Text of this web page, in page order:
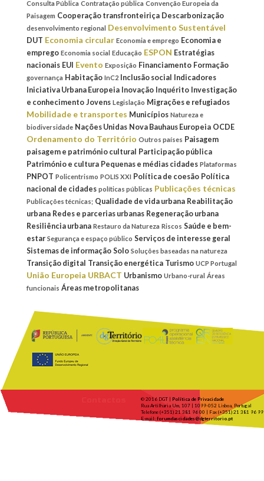
Consulta Pública Contratação pública Convenção Europeia da
Paisagem Cooperação transfronteiriça Descarbonização
desenvolvimento regional Desenvolvimento Sustentável
DUT Economia circular Economia e emprego Economia e
emprego Economia social Educação ESPON Estratégias
nacionais EUI Evento Exposição Financiamento Formação
governança Habitação InC2 Inclusão social
Indicadores
Iniciativa Urbana Europeia Inovação Inquérito Investigação
e conhecimento Jovens Legislação Migrações e refugiados
Mobilidade e transportes Municípios Natureza e
biodiversidade Nações Unidas Nova Bauhaus Europeia OCDE
Ordenamento do Território Outros países Paisagem
paisagem e património cultural Participação pública
Património e cultura Pequenas e médias cidades Plataformas
PNPOT Policentrismo POLIS XXI Política de coesão Política
nacional de cidades políticas públicas Publicações técnicas
Publicações técnicas; Qualidade de vida urbana Reabilitação
urbana Redes e parcerias urbanas Regeneração urbana
Resiliência urbana Restauro da Natureza Riscos Saúde e bem-
estar Segurança e espaço público Serviços de interesse geral
Sistemas de informação Solo Soluções baseadas na natureza
Transição digital Transição energética Turismo UCP Portugal
União Europeia URBACT Urbanismo Urbano-rural Áreas
funcionais Áreas metropolitanas
© 2016 DGT | Política de Privacidade
Rua Artilharia Um, 107 | 1099-052 Lisboa, Portugal
Telefone (+351) 21 381 96 00 | Fax (+351) 21 381 96 99
E-mail: forumdascidades@dgterritorio.pt